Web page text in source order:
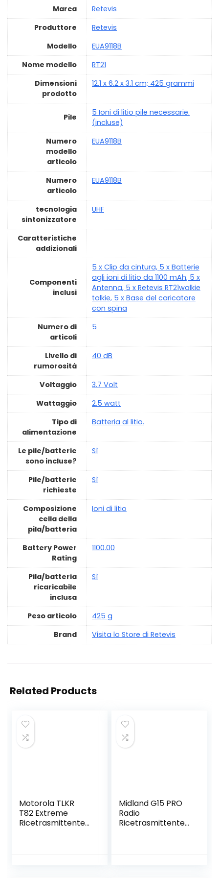
Marca
‎Retevis
Produttore
‎Retevis
Modello
‎EUA9118B
Nome modello
‎RT21
Dimensioni
prodotto
‎12.1 x 6.2 x 3.1 cm; 425 grammi
Pile
‎5 Ioni di litio pile necessarie.
(incluse)
Numero
modello
articolo
‎EUA9118B
Numero
articolo
‎EUA9118B
tecnologia
sintonizzatore
‎UHF
Caratteristiche
addizionali
Componenti
inclusi
‎5 x Clip da cintura, 5 x Batterie
agli ioni di litio da 1100 mAh, 5 x
Antenna, 5 x Retevis RT21walkie
talkie, 5 x Base del caricatore
con spina
Numero di
articoli
5
Livello di
rumorosità
‎40 dB
Voltaggio
‎3.7 Volt
Wattaggio
‎2.5 watt
Tipo di
alimentazione
‎Batteria al litio.
Le pile/batterie
sono incluse?
‎Sì
Pile/batterie
richieste
‎Sì
Composizione
cella della
pila/batteria
‎Ioni di litio
Battery Power
Rating
‎1100.00
Pila/batteria
ricaricabile
inclusa
‎Sì
Peso articolo
‎425 g
Brand
Visita lo Store di Retevis
Related Products
Motorola TLKR
T82 Extreme
Ricetrasmittente
Midland G15 PRO
Radio
Ricetrasmittente